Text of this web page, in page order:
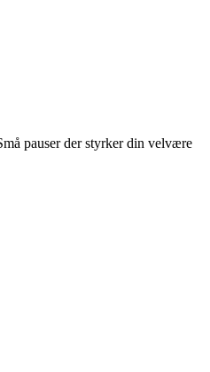
pauser der styrker din velvære